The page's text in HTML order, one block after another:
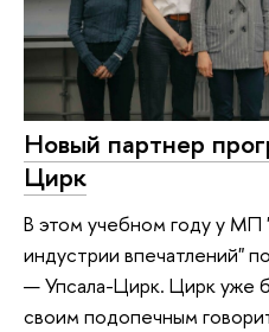
Новый партнер
Цирк
В этом учебном году у
индустрии впечатлений"
— Упсала-Цирк. Цирк уже
своим подопечным